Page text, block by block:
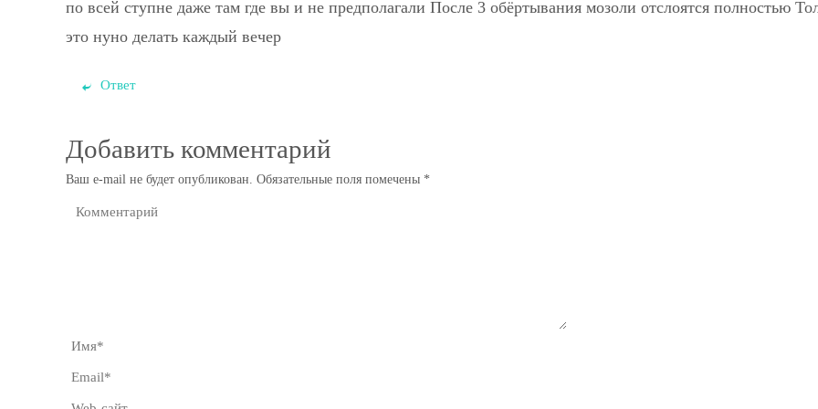
по всей ступне даже там где вы и не предполагали После 3 обёртывания мозоли отслоятся полностью
это нуно делать каждый вечер
Ответ
Добавить комментарий
Ваш e-mail не будет опубликован. Обязательные поля помечены *